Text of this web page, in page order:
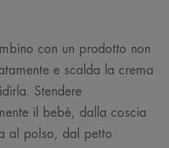
con un prodotto non
e scalda la crema
Stendere
il bebè, dalla coscia
al polso, dal petto